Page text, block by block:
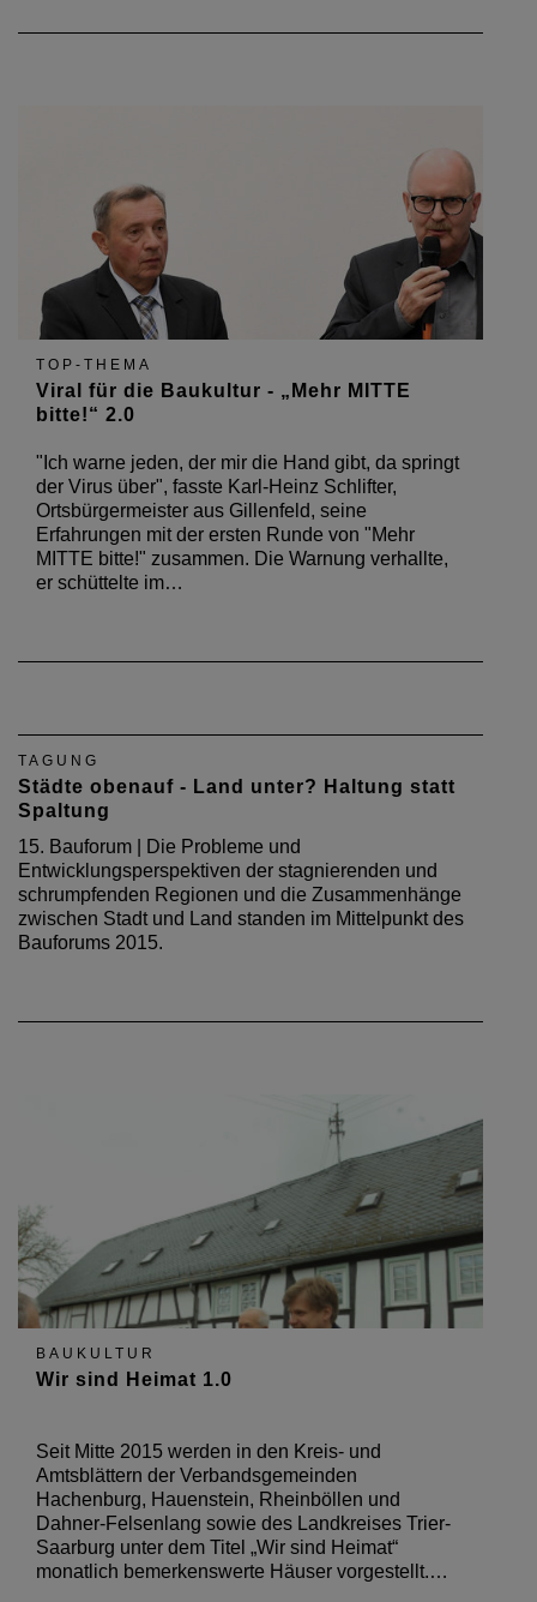
TOP-THEMA
Viral für die Baukultur - „Mehr MITTE
bitte!“ 2.0
"Ich warne jeden, der mir die Hand gibt, da springt
der Virus über", fasste Karl-Heinz Schlifter,
Ortsbürgermeister aus Gillenfeld, seine
Erfahrungen mit der ersten Runde von "Mehr
MITTE bitte!" zusammen. Die Warnung verhallte,
er schüttelte im…
TAGUNG
Städte obenauf - Land unter? Haltung statt
Spaltung
15. Bauforum | Die Probleme und
Entwicklungsperspektiven der stagnierenden und
schrumpfenden Regionen und die Zusammenhänge
zwischen Stadt und Land standen im Mittelpunkt des
Bauforums 2015.
BAUKULTUR
Wir sind Heimat 1.0
Seit Mitte 2015 werden in den Kreis- und
Amtsblättern der Verbandsgemeinden
Hachenburg, Hauenstein, Rheinböllen und
Dahner-Felsenlang sowie des Landkreises Trier-
Saarburg unter dem Titel „Wir sind Heimat“
monatlich bemerkenswerte Häuser vorgestellt.…